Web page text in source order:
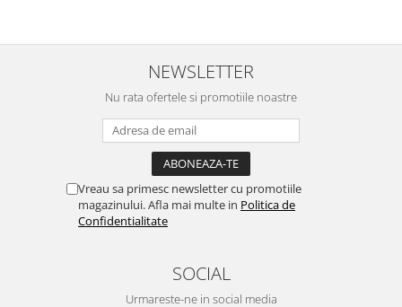
NEWSLETTER
Nu rata ofertele si promotiile noastre
Vreau sa primesc newsletter cu promotiile
magazinului. Afla mai multe in Politica de
Confidentialitate
SOCIAL
Urmareste-ne in social media